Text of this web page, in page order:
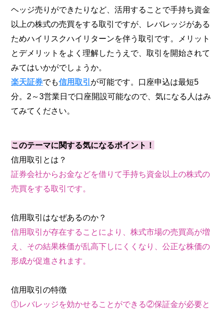
市場でのお買い物時のポイン
トが最大＋1倍になります
ヘッジ売りができたりなど、活用することで手持ち資金
以上の株式の売買をする取引ですが、レバレッジがある
ためハイリスクハイリターンを伴う取引です。メリット
とデメリットをよく理解したうえで、取引を開始されて
みてはいかがでしょうか。
楽天証券でも信用取引 が可能です。口座申込は最短5
分。2～3営業日で口座開設可能なので、気になる人はみ
てみてください。
このテーマに関する気になるポイント！
信用取引とは？
証券会社からお金などを借りて手持ち資金以上の株式の
売買をする取引です。
信用取引はなぜあるのか？
信用取引が存在することにより、株式市場の売買高が増
え、その結果株価が乱高下しにくくなり、公正な株価の
形成が促進されます。
信用取引の特徴
①レバレッジを効かせることができる②保証金が必要と